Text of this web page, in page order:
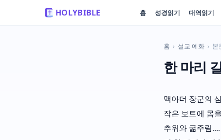
HOLYBIBLE 홈 성경읽기 대역읽기
홈 › 설교 예화 › 본
한 마리
맥아더 장군의
작은 보트에 몸
추위와 굶주림